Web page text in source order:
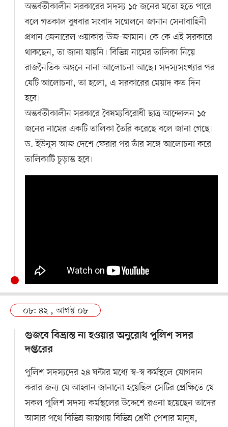
অন্তর্বর্তীকালীন সরকারের সদস্য ১৫ জনের মতো হতে পারে
বলে গতকাল বুধবার সংবাদ সম্মেলনে জানান সেনাবাহিনী
প্রধান জেনারেল ওয়াকার-উজ-জামান। কে কে এই সরকারে
থাকছেন, তা জানা যায়নি। বিভিন্ন নামের তালিকা নিয়ে
রাজনৈতিক অঙ্গনে নানা আলোচনা আছে। সদস্যসংখ্যার পর
যেটি আলোচনা, তা হলো, এ সরকারের মেয়াদ কত দিন
হবে।
অন্তর্বর্তীকালীন সরকারে বৈষম্যবিরোধী ছাত্র আন্দোলন ১৫
জনের নামের একটি তালিকা তৈরি করেছে বলে জানা গেছে।
ড. ইউনূস আজ দেশে ফেরার পর তাঁর সঙ্গে আলোচনা করে
তালিকাটি চূড়ান্ত হবে।
০৮: ৪২ , আগস্ট ০৮
গুজবে বিভ্রান্ত না হওয়ার অনুরোধ পুলিশ সদর
দপ্তরের
পুলিশ সদস্যদের ২৪ ঘন্টার মধ্যে স্ব-স্ব কর্মস্থলে যোগদান
করার জন্য যে আহ্বান জানানো হয়েছিল সেটির প্রেক্ষিতে যে
সকল পুলিশ সদস্য কর্মস্থলের উদ্দেশে রওনা হয়েছেন তাদের
আসার পথে বিভিন্ন জায়গায় বিভিন্ন শ্রেণী পেশার মানুষ,